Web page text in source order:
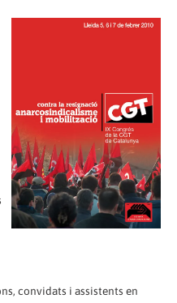
convidats i assistents en